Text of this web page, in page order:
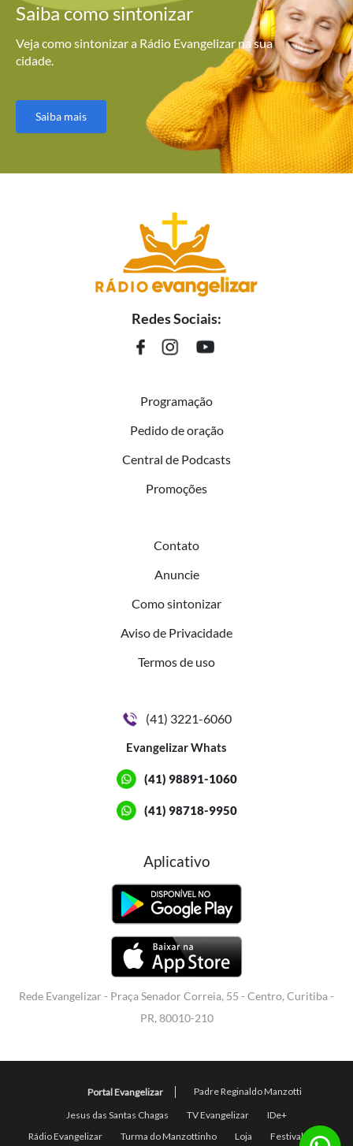
Saiba comosintonizar
Veja como sintonizar a Rádio Evangelizar na sua
cidade.
Saiba mais
Redes Sociais:
Programação
Pedido de oração
Central de Podcasts
Promoções
Contato
Anuncie
Como sintonizar
Aviso de Privacidade
Termos de uso
(41) 3221-6060
Evangelizar Whats
(41) 98891-1060
(41) 98718-9950
Aplicativo
Rede Evangelizar - Praça Senador Correia, 55 - Centro, Curitiba -
PR, 80010-210